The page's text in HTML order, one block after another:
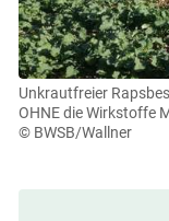
Unkrautfreier
OHNE die Wirkstoffe
© BWSB/Wallner